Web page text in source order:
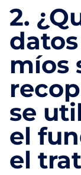
2.
míos
se
el
el